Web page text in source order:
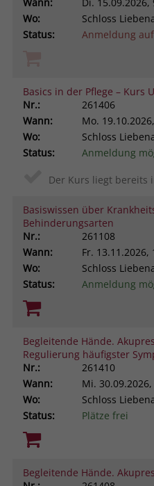
Wo:
Schloss
Status:
Anmeldung
Basics in der Pflege – Kurs
Nr.:
261406
Wann:
Mo.
Wo:
Schloss
Status:
Anmeldung
Der Kurs liegt bereits
Basiswissen über
Behinderungsarten
Nr.:
261108
Wann:
Fr. 13.11.2026,
Wo:
Schloss
Status:
Anmeldung
Begleitende Hände.
Regulierung häufigster
Nr.:
261410
Wann:
Mi.
Wo:
Schloss
Status:
Plätze frei
Begleitende Hände.
Name PHPSESSID
Laufzeit Session
Zweck
Behält die
allen
Browsers
exklusiv
Dadurch
werden,
Name _clsk
Anbieter
Laufzeit 1 Jahr
Zweck
Microsoft
um die
zu